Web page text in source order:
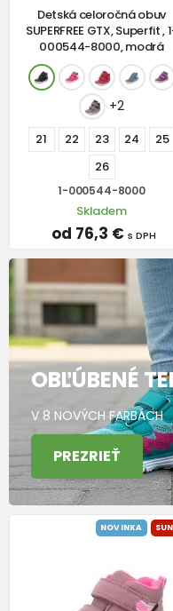
Detská celoročná obuv
SUPERFREE GTX, Superfit ,
000544-8000, modrá
+2
21 22 23 24
25
26
1-000544-8000
Skladem
od 76,3 € s DPH
OBĽÚBENÉ
V 8 NOVÝCH FARBÁCH
PREZRIEŤ
NOVINKA